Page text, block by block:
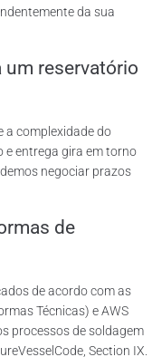
da sua
um reservatório
a complexidade do
e entrega gira em torno
negociar prazos
de
de acordo com as
Técnicas) e AWS
processos de soldagem
Section IX.